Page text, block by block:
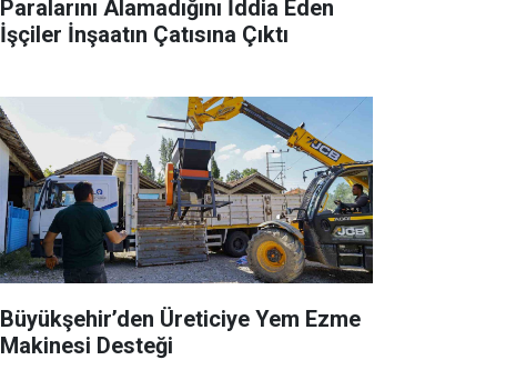
Paralarını Alamadığını İddia Eden
İşçiler İnşaatın Çatısına Çıktı
Büyükşehir’den Üreticiye Yem Ezme
Makinesi Desteği